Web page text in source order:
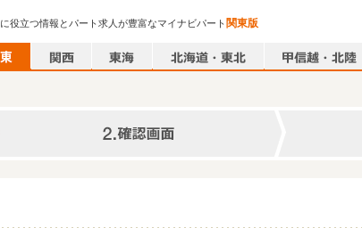
役立つ情報とパート求人が豊富なマイナビパート 関東版